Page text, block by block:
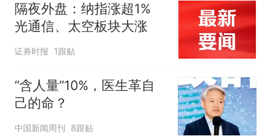
隔夜外盘：纳指涨超1%
光通信、太空板块大涨
证券时报 1跟贴
“含人量”10%，医生革自
己的命？
中国新闻周刊 8跟贴